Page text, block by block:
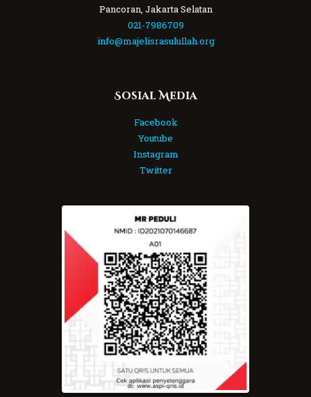
Pancoran, Jakarta Selatan
021-7986709
info@majelisrasulullah.org
Sosial Media
Facebook
Youtube
Instagram
Twitter